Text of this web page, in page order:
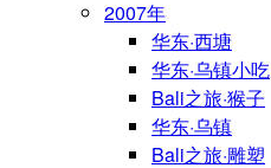
2007年
华东·西塘
华东·乌镇小吃
Bali之旅·猴子
华东·乌镇
Bali之旅·雕塑